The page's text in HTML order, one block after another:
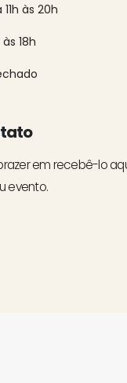
às 20h
18h
em recebê-lo
evento.